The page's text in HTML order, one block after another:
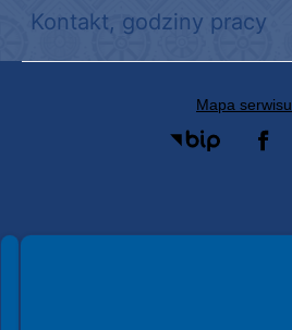
Kontakt, godziny pracy
Mapa serwisu
Spełniamy standardy WCAG 2.2
Spełniamy standardy W3C